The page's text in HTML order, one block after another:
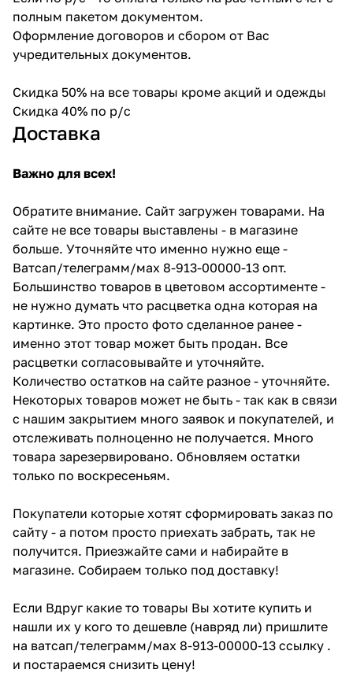
полным пакетом документом.
Оформление договоров и сбором от Вас
учредительных документов.
Скидка 50% на все товары кроме акций и одежды
Скидка 40% по р/с
Доставка
Важно для всех!
Обратите внимание. Сайт загружен товарами. На
сайте не все товары выставлены - в магазине
больше. Уточняйте что именно нужно еще -
Ватсап/телеграмм/мах 8-913-00000-13 опт.
Большинство товаров в цветовом ассортименте -
не нужно думать что расцветка одна которая на
картинке. Это просто фото сделанное ранее -
именно этот товар может быть продан. Все
расцветки согласовывайте и уточняйте.
Количество остатков на сайте разное - уточняйте.
Некоторых товаров может не быть - так как в связи
с нашим закрытием много заявок и покупателей, и
отслеживать полноценно не получается. Много
товара зарезервировано. Обновляем остатки
только по воскресеньям.
Покупатели которые хотят сформировать заказ по
сайту - а потом просто приехать забрать, так не
получится. Приезжайте сами и набирайте в
магазине. Собираем только под доставку!
Если Вдруг какие то товары Вы хотите купить и
нашли их у кого то дешевле (навряд ли) пришлите
на ватсап/телеграмм/мах 8-913-00000-13 ссылку .
и постараемся снизить цену!